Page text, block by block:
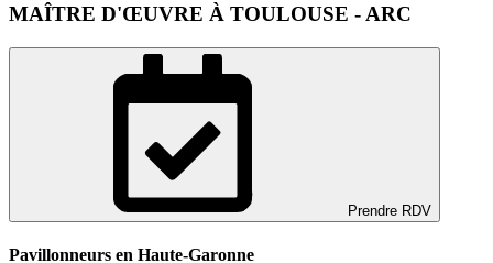
MAÎTRE D'ŒUVRE À TOULOUSE - ARC
Prendre RDV
Pavillonneurs en Haute-Garonne